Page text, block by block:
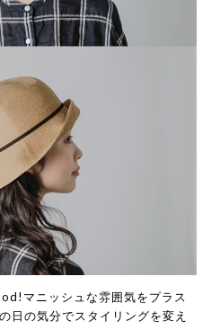
マニッシュな雰囲気をプラス
日の気分でスタイリングを変え